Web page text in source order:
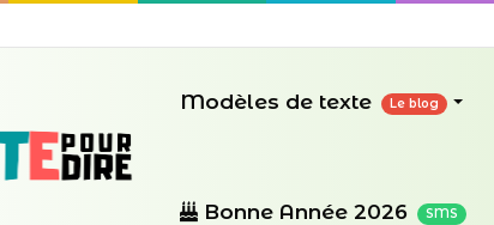
Modèles de texte Le blog
Bonne Année 2026 SMS
SMS pour ma mère